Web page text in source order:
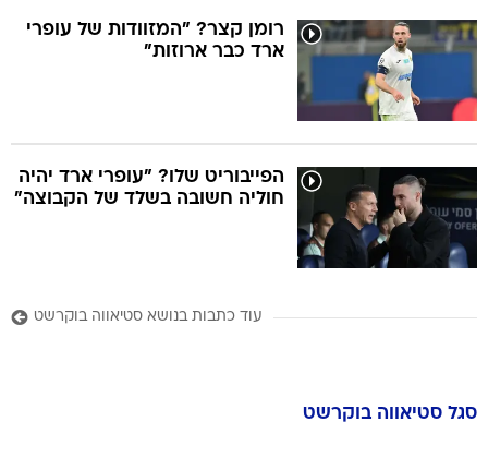
רומן קצר? "המזוודות של עופרי
ארד כבר ארוזות"
הפייבוריט שלו? "עופרי ארד יהיה
חוליה חשובה בשלד של הקבוצה"
עוד כתבות בנושא סטיאווה בוקרשט
סגל סטיאווה בוקרשט